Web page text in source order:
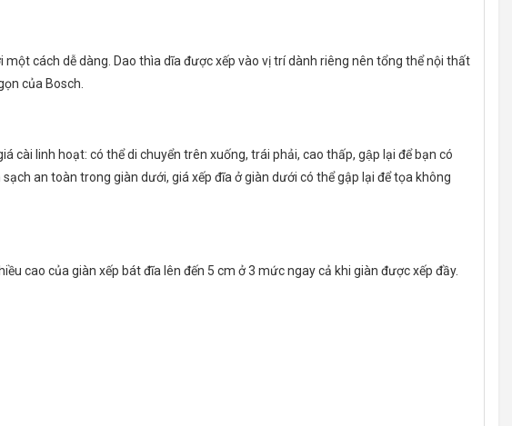
cách dễ dàng. Dao thìa dĩa được xếp vào vị trí dành riêng nên tổng thể nội thất
của Bosch.
cài linh hoạt: có thể di chuyển trên xuống, trái phải, cao thấp, gập lại để bạn có
an toàn trong giàn dưới, giá xếp đĩa ở giàn dưới có thể gập lại để tọa không
cao của giàn xếp bát đĩa lên đến 5 cm ở 3 mức ngay cả khi giàn được xếp đầy.